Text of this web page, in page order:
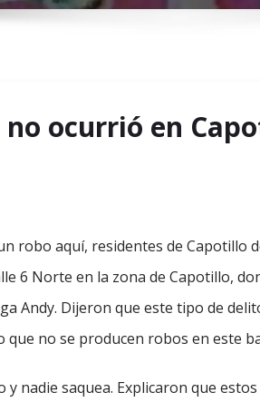
r
uocurrió en
robo aquí, residentes de Capotillo
6 Norte en la zona de Capotillo,
Andy. Dijeron que este tipo de
que no se producen robos en este
nadie saquea. Explicaron que